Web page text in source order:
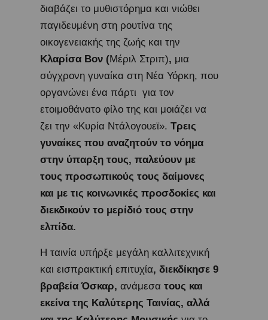
διαβάζει το μυθιστόρημα και νιώθει
παγιδευμένη στη ρουτίνα της
οικογενειακής της ζωής και την
Κλαρίσα Βον (Μέριλ Στριπ), μια
σύγχρονη γυναίκα στη Νέα Υόρκη, που
οργανώνει ένα πάρτι για τον
ετοιμοθάνατο φίλο της και μοιάζει να
ζει την «Κυρία Ντάλογουεϊ». Τρεις
γυναίκες που αναζητούν το νόημα
στην ύπαρξη τους, παλεύουν με
τους προσωπικούς τους δαίμονες
και με τις κοινωνικές προσδοκίες και
διεκδικούν το μερίδιό τους στην
ελπίδα.
Η ταινία υπήρξε μεγάλη καλλιτεχνική
και εισπρακτική επιτυχία, διεκδίκησε 9
βραβεία Όσκαρ, ανάμεσα τους και
εκείνα της Καλύτερης Ταινίας, αλλά